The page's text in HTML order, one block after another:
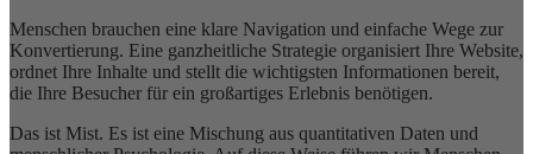
Menschen brauchen eine klare Navigation und einfache Wege zur
Konvertierung. Eine ganzheitliche Strategie organisiert Ihre Website,
ordnet Ihre Inhalte und stellt die wichtigsten Informationen bereit,
die Ihre Besucher für ein großartiges Erlebnis benötigen.
Das ist Mist. Es ist eine Mischung aus quantitativen Daten und